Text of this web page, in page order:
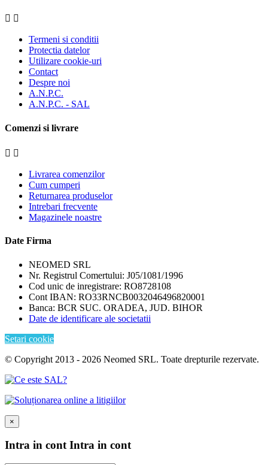
 
Termeni si conditii
Protectia datelor
Utilizare cookie-uri
Contact
Despre noi
A.N.P.C.
A.N.P.C. - SAL
Comenzi si livrare
 
Livrarea comenzilor
Cum cumperi
Returnarea produselor
Intrebari frecvente
Magazinele noastre
Date Firma
NEOMED SRL
Nr. Registrul Comertului: J05/1081/1996
Cod unic de inregistrare: RO8728108
Cont IBAN: RO33RNCB0032046496820001
Banca: BCR SUC. ORADEA, JUD. BIHOR
Date de identificare ale societatii
Setari cookie
© Copyright 2013 - 2026 Neomed SRL. Toate drepturile rezervate.
×
Intra in contIntra in cont